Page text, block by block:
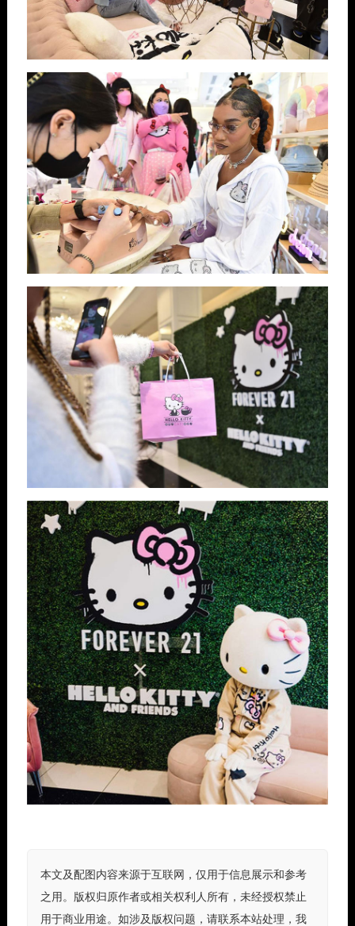
本文及配图内容来源于互联网，仅用于信息展示和参考
之用。版权归原作者或相关权利人所有，未经授权禁止
用于商业用途。如涉及版权问题，请联系本站处理，我